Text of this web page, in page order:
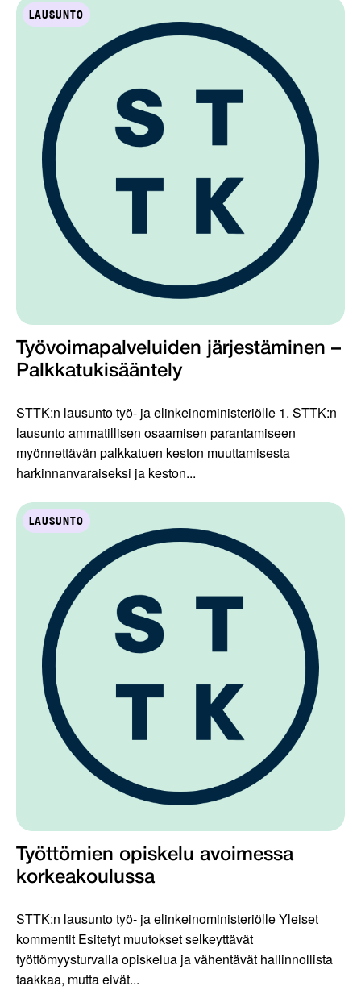
LAUSUNTO
Työvoimapalveluiden järjestäminen –
Palkkatukisääntely
STTK:n lausunto työ- ja elinkeinoministeriölle 1. STTK:n
lausunto ammatillisen osaamisen parantamiseen
myönnettävän palkkatuen keston muuttamisesta
harkinnanvaraiseksi ja keston...
LAUSUNTO
Työttömien opiskelu avoimessa
korkeakoulussa
STTK:n lausunto työ- ja elinkeinoministeriölle Yleiset
kommentit Esitetyt muutokset selkeyttävät
työttömyysturvalla opiskelua ja vähentävät hallinnollista
taakkaa, mutta eivät...